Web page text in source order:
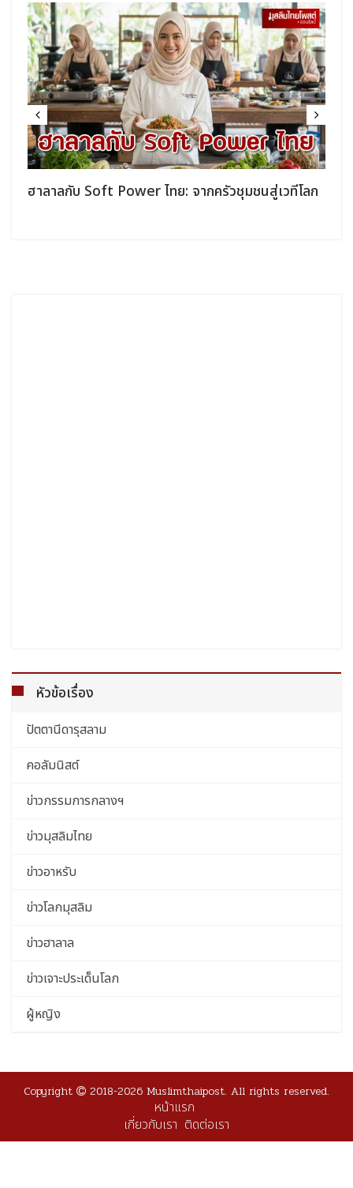
ฮาลาลกับ Soft Power ไทย: จากครัวชุมชนสู่เวทีโลก
หัวข้อเรื่อง
ปัตตานีดารุสลาม
คอลัมนิสต์
ข่าวกรรมการกลางฯ
ข่าวมุสลิมไทย
ข่าวอาหรับ
ข่าวโลกมุสลิม
ข่าวฮาลาล
ข่าวเจาะประเด็นโลก
ผู้หญิง